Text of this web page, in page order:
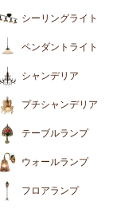
シーリングライト
ペンダントライト
シャンデリア
プチシャンデリア
テーブルランプ
ウォールランプ
フロアランプ